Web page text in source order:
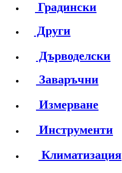
Градински
Други
Дърводелски
Заваръчни
Измерване
Инструменти
Климатизация